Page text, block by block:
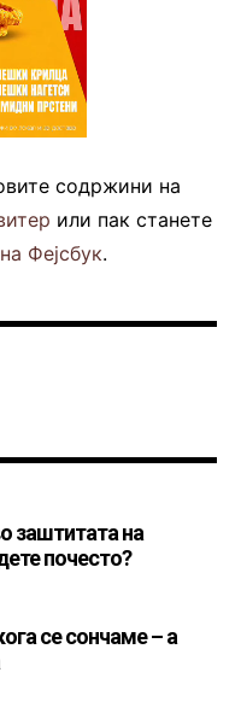
содржини на
или пак станете
Фејсбук.
заштитата на
почесто?
се сончаме – а